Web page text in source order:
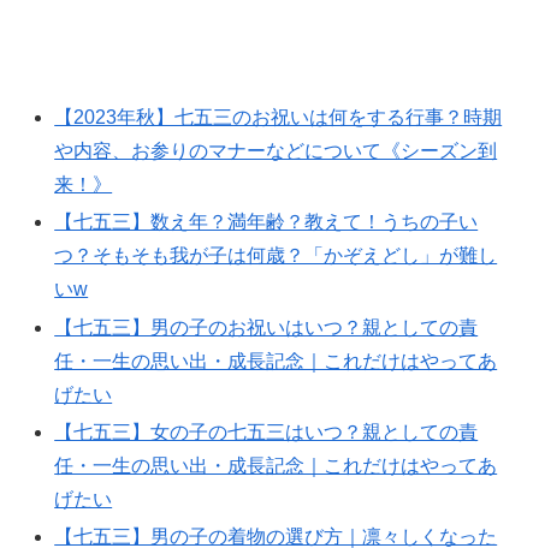
【2023年秋】七五三のお祝いは何をする行事？時期
や内容、お参りのマナーなどについて《シーズン到
来！》
【七五三】数え年？満年齢？教えて！うちの子い
つ？そもそも我が子は何歳？「かぞえどし」が難し
いw
【七五三】男の子のお祝いはいつ？親としての責
任・一生の思い出・成長記念｜これだけはやってあ
げたい
【七五三】女の子の七五三はいつ？親としての責
任・一生の思い出・成長記念｜これだけはやってあ
げたい
【七五三】男の子の着物の選び方｜凛々しくなった